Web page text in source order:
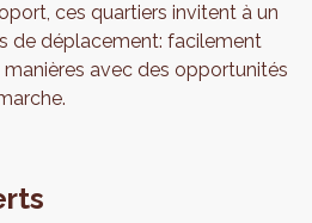
ces quartiers invitent à un
de déplacement: facilement
avec des opportunités